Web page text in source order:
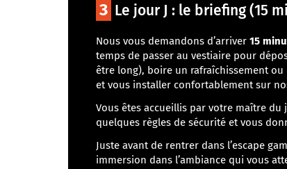
3 Le jour J : le briefing (15
Nous vous demandons d’arriver 15
temps de passer au vestiaire pour
être long), boire un rafraîchissement
et vous installer confortablement sur
Vous êtes accueillis par votre maître
quelques règles de sécurité et vous
Juste avant de rentrer dans l’escape
immersion dans l’ambiance qui vous